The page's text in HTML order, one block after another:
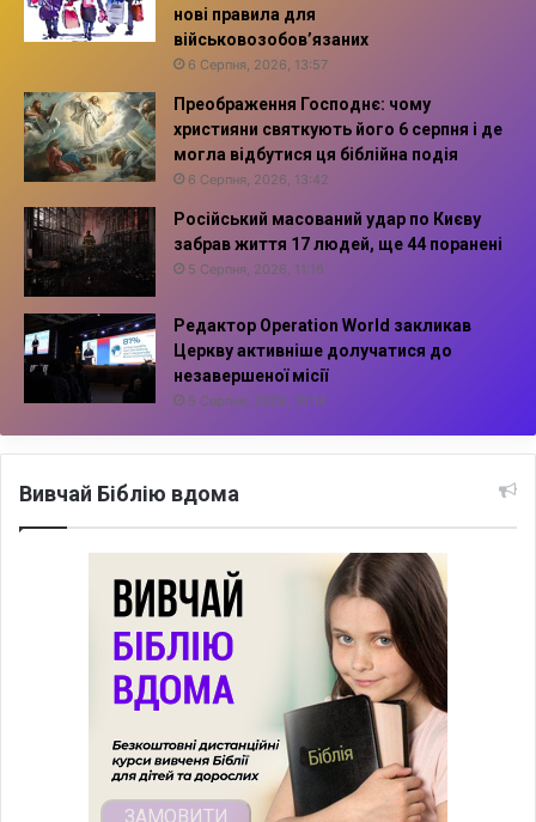
нові правила для
військовозобов’язаних
6 Серпня, 2026, 13:57
Преображення Господнє: чому
християни святкують його 6 серпня і де
могла відбутися ця біблійна подія
6 Серпня, 2026, 13:42
Російський масований удар по Києву
забрав життя 17 людей, ще 44 поранені
5 Серпня, 2026, 11:16
Редактор Operation World закликав
Церкву активніше долучатися до
незавершеної місії
5 Серпня, 2026, 10:14
Вивчай Біблію вдома